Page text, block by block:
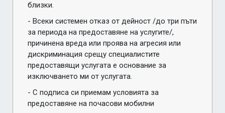
близки.
- Всеки системен отказ от дейност /до три пъти
за периода на предоставяне на услугите/,
причинена вреда или проява на агресия или
дискриминация срещу специалистите
предоставящи услугата е основание за
изключването ми от услугата.
- С подписа си приемам условията за
предоставяне на почасови мобилни